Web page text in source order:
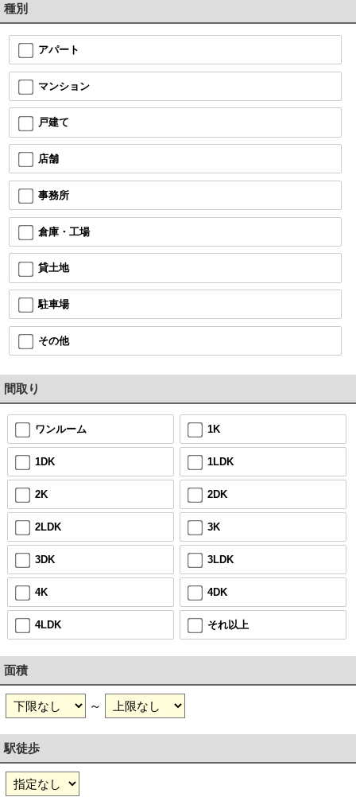
種別
アパート
マンション
戸建て
店舗
事務所
倉庫・工場
貸土地
駐車場
その他
間取り
ワンルーム 1K
1DK 1LDK
2K 2DK
2LDK 3K
3DK 3LDK
4K 4DK
4LDK それ以上
面積
～
駅徒歩